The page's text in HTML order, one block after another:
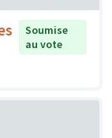
Soumise
au vote